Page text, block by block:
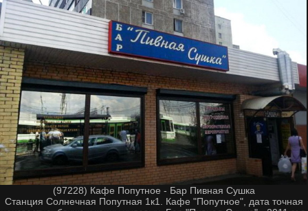
(97228) Кафе Попутное - Бар Пивная Сушка
Станция Солнечная Попутная 1к1. Кафе "Попутное", дата точная